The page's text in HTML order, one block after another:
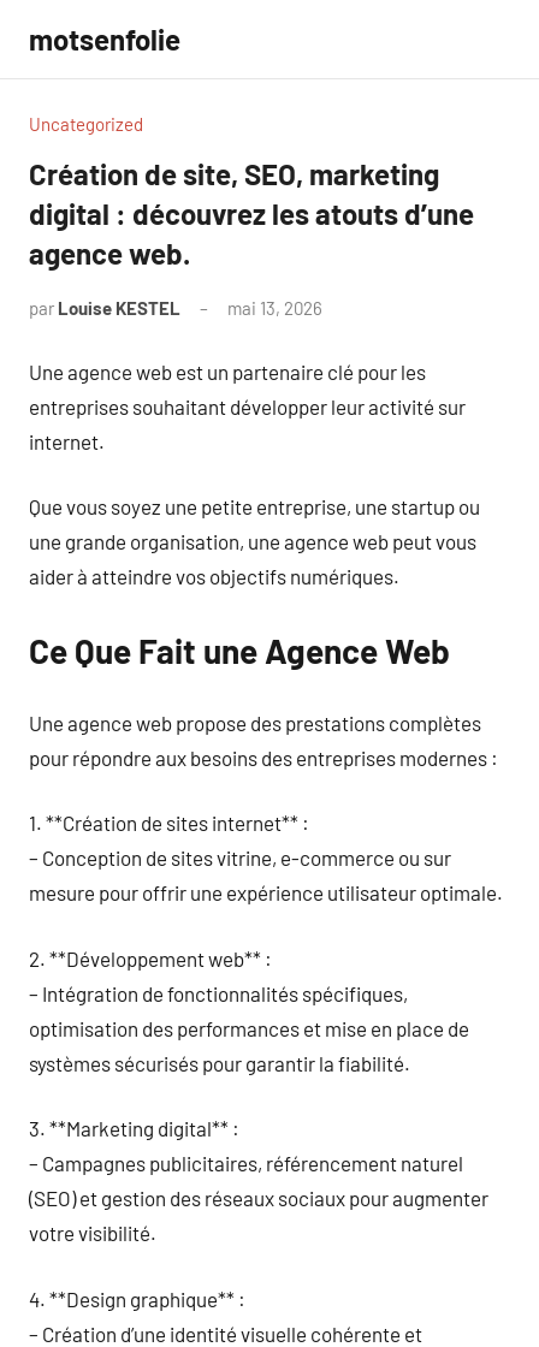
contenu
motsenfolie
Uncategorized
Création de site, SEO, marketing
digital : découvrez les atouts d’une
agence web.
par Louise KESTEL mai 13, 2026
Une agence web est un partenaire clé pour les
entreprises souhaitant développer leur activité sur
internet.
Que vous soyez une petite entreprise, une startup ou
une grande organisation, une agence web peut vous
aider à atteindre vos objectifs numériques.
Ce Que Fait une Agence Web
Une agence web propose des prestations complètes
pour répondre aux besoins des entreprises modernes :
1. **Création de sites internet** :
– Conception de sites vitrine, e-commerce ou sur
mesure pour offrir une expérience utilisateur optimale.
2. **Développement web** :
– Intégration de fonctionnalités spécifiques,
optimisation des performances et mise en place de
systèmes sécurisés pour garantir la fiabilité.
3. **Marketing digital** :
– Campagnes publicitaires, référencement naturel
(SEO) et gestion des réseaux sociaux pour augmenter
votre visibilité.
4. **Design graphique** :
– Création d’une identité visuelle cohérente et